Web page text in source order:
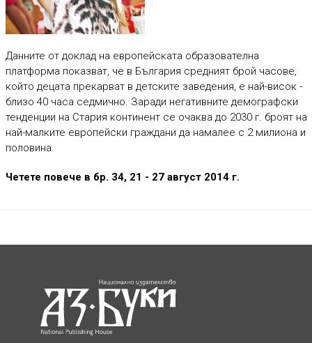
Данните от доклад на европейската образователна
платформа показват, че в България средният брой часове,
който децата прекарват в детските заведения, е най-висок -
близо 40 часа седмично. Заради негативните демографски
тенденции на Стария континент се очаква до 2030 г. броят на
най-малките европейски граждани да намалее с 2 милиона и
половина.
Четете повече в бр. 34, 21 - 27 август 2014 г.